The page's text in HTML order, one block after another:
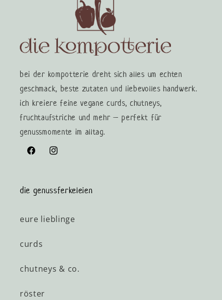
bei der kompotterie dreht sich alles um echten
geschmack, beste zutaten und liebevolles handwerk.
ich kreiere feine vegane curds, chutneys,
fruchtaufstriche und mehr – perfekt für
genussmomente im alltag.
FacebookInstagram
die genussferkeleien
eure lieblinge
curds
chutneys & co.
röster